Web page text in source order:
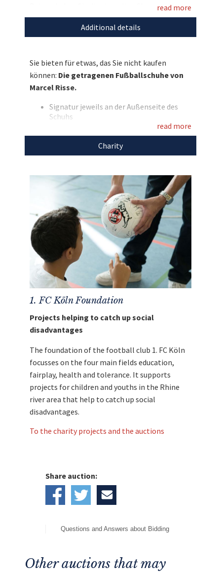
Bei uns haben Sie die einmalige Chance, seine
getragenen Fußballschuhe zu ersteigern. Das
Beste dabei: Der gebürtige Kölner hat sich auf
Bieten Sie mit und sichern sich so diese
einmaligen Fußballschuhe. Ideal geeignet als
Weihnachtsgeschenk für Fans von Marcel Risse
und des 1. FC Köln!
Entdecken Sie bei uns auch weitere
einzigartige Geschenkefür den guten
read more
Additional details
Sie bieten für etwas, das Sie nicht kaufen
können: Die getragenen Fußballschuhe von
Marcel Risse.
Signatur jeweils an der Außenseite des
Schuhs
bedruckt mit „Nina“ und „MR20“
Marke: OMG
Fußballschuhe signiert von Marcel Risse“ leiten
wir direkt, ohne Abzug von Kosten, an die
weiter.
read more
Charity
1. FC Köln Foundation
Projects helping to catch up social
disadvantages
The foundation of the football club 1. FC Köln
focusses on the four main fields education,
fairplay, health and tolerance. It supports
projects for children and youths in the Rhine
river area that help to catch up social
disadvantages.
To the charity projects and the auctions
Share auction:
Questions and Answers about Bidding
Other auctions that may